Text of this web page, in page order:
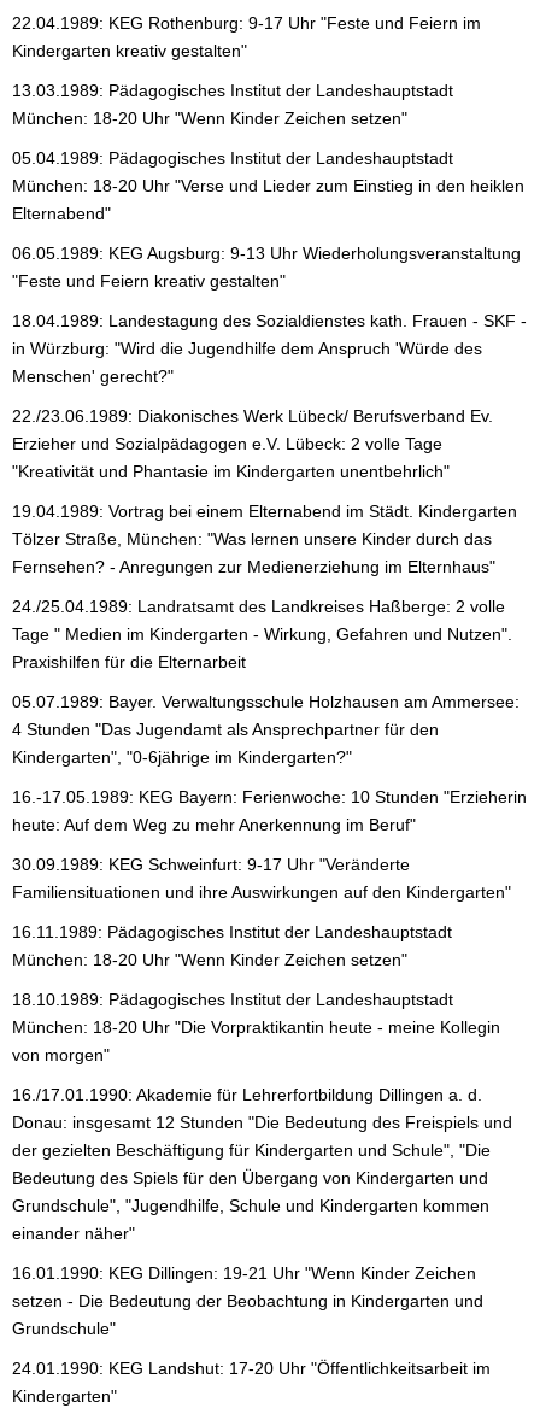
22.04.1989: KEG Rothenburg: 9-17 Uhr "Feste und Feiern im
Kindergarten kreativ gestalten"
13.03.1989: Pädagogisches Institut der Landeshauptstadt
München: 18-20 Uhr "Wenn Kinder Zeichen setzen"
05.04.1989: Pädagogisches Institut der Landeshauptstadt
München: 18-20 Uhr "Verse und Lieder zum Einstieg in den heiklen
Elternabend"
06.05.1989: KEG Augsburg: 9-13 Uhr Wiederholungsveranstaltung
"Feste und Feiern kreativ gestalten"
18.04.1989: Landestagung des Sozialdienstes kath. Frauen - SKF -
in Würzburg: "Wird die Jugendhilfe dem Anspruch 'Würde des
Menschen' gerecht?"
22./23.06.1989: Diakonisches Werk Lübeck/ Berufsverband Ev.
Erzieher und Sozialpädagogen e.V. Lübeck: 2 volle Tage
"Kreativität und Phantasie im Kindergarten unentbehrlich"
19.04.1989: Vortrag bei einem Elternabend im Städt. Kindergarten
Tölzer Straße, München: "Was lernen unsere Kinder durch das
Fernsehen? - Anregungen zur Medienerziehung im Elternhaus"
24./25.04.1989: Landratsamt des Landkreises Haßberge: 2 volle
Tage " Medien im Kindergarten - Wirkung, Gefahren und Nutzen".
Praxishilfen für die Elternarbeit
05.07.1989: Bayer. Verwaltungsschule Holzhausen am Ammersee:
4 Stunden "Das Jugendamt als Ansprechpartner für den
Kindergarten", "0-6jährige im Kindergarten?"
16.-17.05.1989: KEG Bayern: Ferienwoche: 10 Stunden "Erzieherin
heute: Auf dem Weg zu mehr Anerkennung im Beruf"
30.09.1989: KEG Schweinfurt: 9-17 Uhr "Veränderte
Familiensituationen und ihre Auswirkungen auf den Kindergarten"
16.11.1989: Pädagogisches Institut der Landeshauptstadt
München: 18-20 Uhr "Wenn Kinder Zeichen setzen"
18.10.1989: Pädagogisches Institut der Landeshauptstadt
München: 18-20 Uhr "Die Vorpraktikantin heute - meine Kollegin
von morgen"
16./17.01.1990: Akademie für Lehrerfortbildung Dillingen a. d.
Donau: insgesamt 12 Stunden "Die Bedeutung des Freispiels und
der gezielten Beschäftigung für Kindergarten und Schule", "Die
Bedeutung des Spiels für den Übergang von Kindergarten und
Grundschule", "Jugendhilfe, Schule und Kindergarten kommen
einander näher"
16.01.1990: KEG Dillingen: 19-21 Uhr "Wenn Kinder Zeichen
setzen - Die Bedeutung der Beobachtung in Kindergarten und
Grundschule"
24.01.1990: KEG Landshut: 17-20 Uhr "Öffentlichkeitsarbeit im
Kindergarten"